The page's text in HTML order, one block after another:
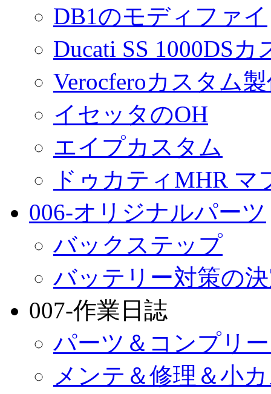
DB1のモディファイ
Ducati SS 1000DSカ
Verocferoカスタム
イセッタのOH
エイプカスタム
ドゥカティMHR マ
006-オリジナルパーツ
バックステップ
バッテリー対策の
007-作業日誌
パーツ＆コンプリ
メンテ＆修理＆小